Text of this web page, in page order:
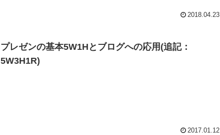
2018.04.23
プレゼンの基本5W1Hとブログへの応用(追記：
5W3H1R)
2017.01.12